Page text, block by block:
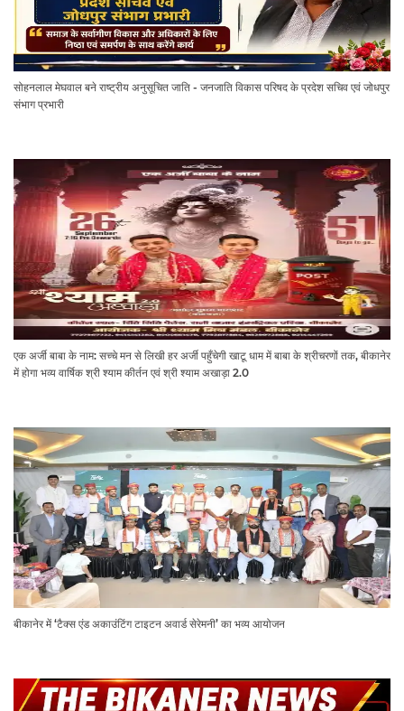
सोहनलाल मेघवाल बने राष्ट्रीय अनुसूचित जाति - जनजाति विकास परिषद के प्रदेश सचिव एवं जोधपुर
संभाग प्रभारी
एक अर्जी बाबा के नाम: सच्चे मन से लिखी हर अर्जी पहुँचेगी खाटू धाम में बाबा के श्रीचरणों तक, बीकानेर
में होगा भव्य वार्षिक श्री श्याम कीर्तन एवं श्री श्याम अखाड़ा 2.0
बीकानेर में ‘टैक्स एंड अकाउंटिंग टाइटन अवार्ड सेरेमनी’ का भव्य आयोजन